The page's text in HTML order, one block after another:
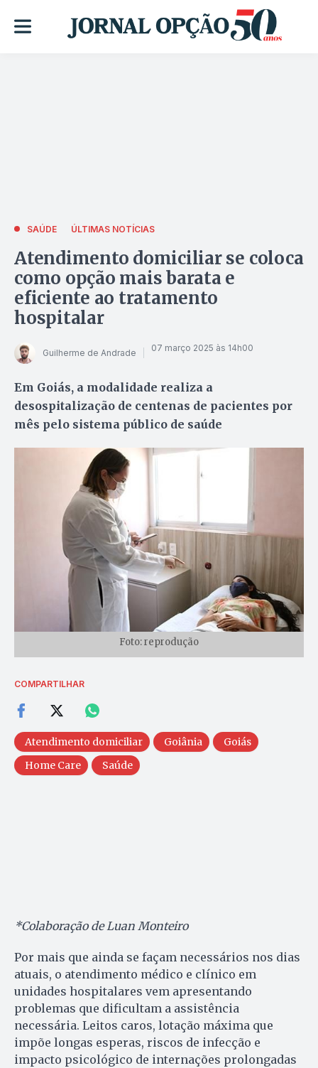
SAÚDE ÚLTIMAS NOTÍCIAS
Atendimento domiciliar se coloca
como opção mais barata e
eficiente ao tratamento
hospitalar
Guilherme de Andrade 07 março 2025 às 14h00
Em Goiás, a modalidade realiza a
desospitalização de centenas de pacientes por
mês pelo sistema público de saúde
Foto: reprodução
COMPARTILHAR
Atendimento domiciliar Goiânia
Goiás
Home Care
Saúde
*Colaboração de Luan Monteiro
Por mais que ainda se façam necessários nos dias
atuais, o atendimento médico e clínico em
unidades hospitalares vem apresentando
problemas que dificultam a assistência
necessária. Leitos caros, lotação máxima que
impõe longas esperas, riscos de infecção e
impacto psicológico de internações prolongadas